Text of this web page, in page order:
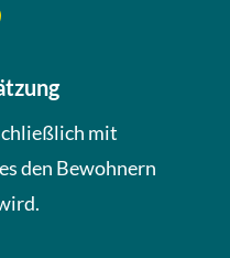
mit
den Bewohnern